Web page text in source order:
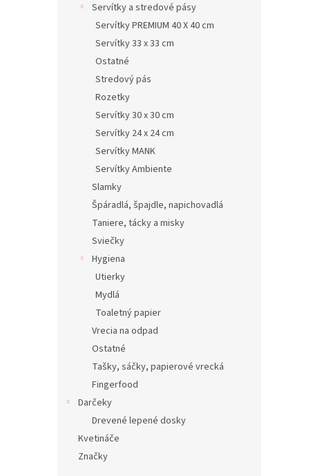
Servítky a stredové pásy
Servítky PREMIUM 40 X 40 cm
Servítky 33 x 33 cm
Ostatné
Stredový pás
Rozetky
Servítky 30 x 30 cm
Servítky 24 x 24 cm
Servítky MANK
Servítky Ambiente
Slamky
Špáradlá, špajdle, napichovadlá
Taniere, tácky a misky
Sviečky
Hygiena
Utierky
Mydlá
Toaletný papier
Vrecia na odpad
Ostatné
Tašky, sáčky, papierové vrecká
Fingerfood
Darčeky
Drevené lepené dosky
Kvetináče
Značky